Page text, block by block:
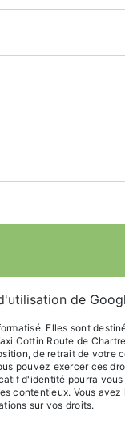
de
Elles sont
Cottin Route de
de retrait de votre
pouvez exercer ces
d'identité pourra
contentieux. Vous
sur vos droits.